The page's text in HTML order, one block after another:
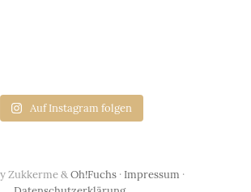
Auf Instagram folgen
Zukkerme &Oh!Fuchs· Impressum ·